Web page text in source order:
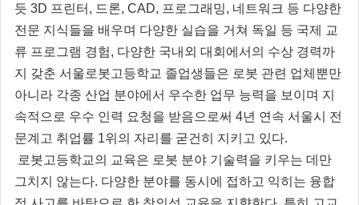
듯 3D 프린터, 드론, CAD, 프로그래밍, 네트워크 등 다양한
전문 지식들을 배우며 다양한 실습을 거쳐 독일 등 국제 교
류 프로그램 경험, 다양한 국내외 대회에서의 수상 경력까
지 갖춘 서울로봇고등학교 졸업생들은 로봇 관련 업체뿐만
아니라 각종 산업 분야에서 우수한 업무 능력을 보이며 지
속적으로 우수 인력 요청을 받음으로써 4년 연속 서울시 전
문계고 취업률 1위의 자리를 굳건히 지키고 있다.
로봇고등학교의 교육은 로봇 분야 기술력을 키우는 데만
그치지 않는다. 다양한 분야를 동시에 접하고 익히는 융합